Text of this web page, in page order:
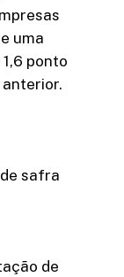
uma
1,6 ponto
safra
de